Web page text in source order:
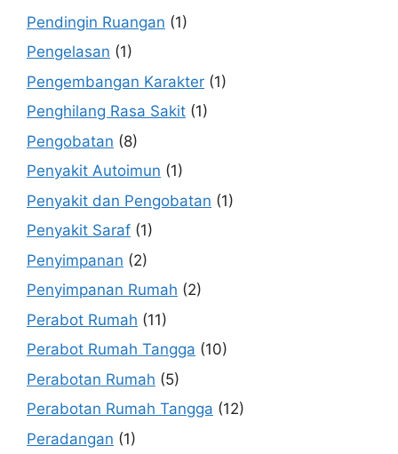
Pendingin Ruangan (1)
Pengelasan (1)
Pengembangan Karakter (1)
Penghilang Rasa Sakit (1)
Pengobatan (8)
Penyakit Autoimun (1)
Penyakit dan Pengobatan (1)
Penyakit Saraf (1)
Penyimpanan (2)
Penyimpanan Rumah (2)
Perabot Rumah (11)
Perabot Rumah Tangga (10)
Perabotan Rumah (5)
Perabotan Rumah Tangga (12)
Peradangan (1)